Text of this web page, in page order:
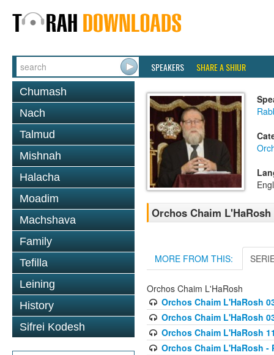
SPEAKERS SHARE A SHIUR
Chumash
Nach
Talmud
Mishnah
Halacha
Moadim
Machshava
Family
Tefilla
Leining
History
Sifrei Kodesh
Orchos Chaim L'HaRosh
MORE FROM THIS:
Orchos Chaim L'HaRosh
Orchos Chaim L'HaRosh
Orchos Chaim L'HaRosh
Orchos Chaim L'HaRosh
Orchos Chaim L'HaRosh -